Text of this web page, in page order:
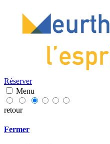
Réserver
Menu
retour
Fermer